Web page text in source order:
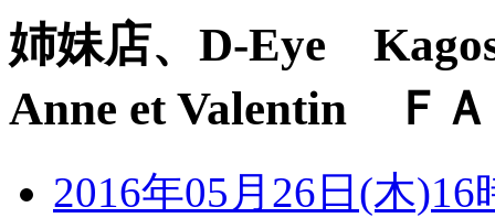
姉妹店、D-Eye
Anne et Valentin Ｆ
2016年05月26日(木)16